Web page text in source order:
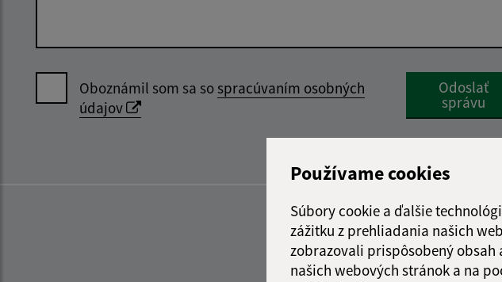
Používame cookies
Súbory cookie a ďalšie
zážitku z prehliadania našich
zobrazovali prispôsobený obsah
našich webových stránok a na
Oboznámil som sa sospracúvaním osobných
údajov
Google reCaptcha
Odoslať
správu